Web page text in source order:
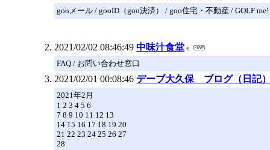
gooメール / gooID（goo決済） / goo住宅・不動産 / GOLF me!
2021/02/02 08:46:49 中味汁食堂
FAQ / お問い合わせ窓口
2021/02/01 00:08:46 デーブ大久保 ブログ（日記
2021年2月
1 2 3 4 5 6
7 8 9 10 11 12 13
14 15 16 17 18 19 20
21 22 23 24 25 26 27
28